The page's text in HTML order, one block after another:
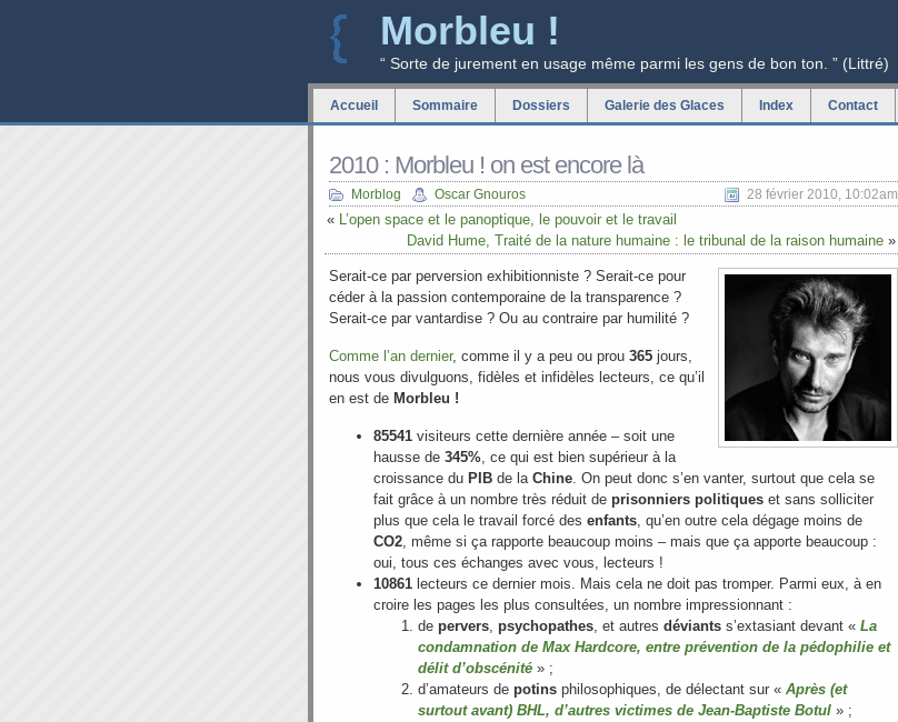
Morbleu !
“ Sorte de jurement en usage même parmi les gens de bon ton. ” (Littré)
Accueil Sommaire Dossiers Galerie des Glaces Index Contact
2010 : Morbleu ! on est encore là
Morblog Oscar Gnouros 28 février 2010, 10:02am
« L’open space et le panoptique, le pouvoir et le travail
David Hume, Traité de la nature humaine : le tribunal de la raison humaine »
Serait-ce par perversion exhibitionniste ? Serait-ce pour
céder à la passion contemporaine de la transparence ?
Serait-ce par vantardise ? Ou au contraire par humilité ?
Comme l’an dernier, comme il y a peu ou prou 365 jours,
nous vous divulguons, fidèles et infidèles lecteurs, ce qu’il
en est de Morbleu !
85541 visiteurs cette dernière année – soit une
hausse de 345%, ce qui est bien supérieur à la
croissance du PIB de la Chine. On peut donc s’en vanter, surtout que cela se
fait grâce à un nombre très réduit de prisonniers politiques et sans solliciter
plus que cela le travail forcé des enfants, qu’en outre cela dégage moins de
CO2, même si ça rapporte beaucoup moins – mais que ça apporte beaucoup :
oui, tous ces échanges avec vous, lecteurs !
10861 lecteurs ce dernier mois. Mais cela ne doit pas tromper. Parmi eux, à en
croire les pages les plus consultées, un nombre impressionnant :
de pervers, psychopathes, et autres déviants s’extasiant devant « La
condamnation de Max Hardcore, entre prévention de la pédophilie et
délit d’obscénité » ;
d’amateurs de potins philosophiques, de délectant sur « Après (et
surtout avant) BHL, d’autres victimes de Jean-Baptiste Botul » ;